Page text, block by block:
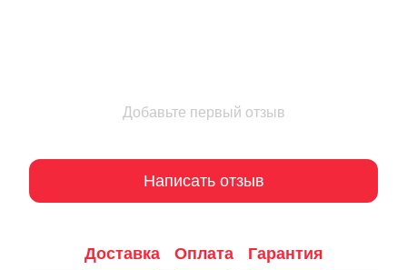
Добавьте первый отзыв
Написать отзыв
Доставка Оплата Гарантия